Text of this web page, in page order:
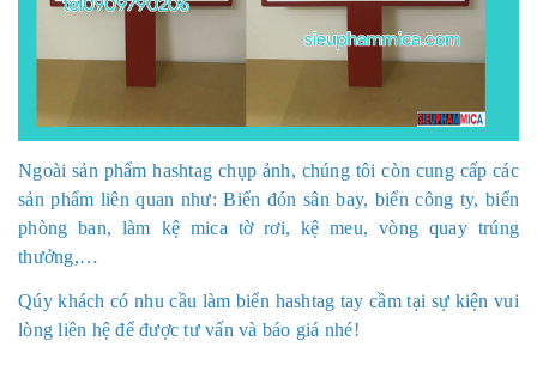
Ngoài sản phẩm hashtag chụp ảnh, chúng tôi còn cung cấp các
sản phẩm liên quan như: Biển đón sân bay, biển công ty, biển
phòng ban, làm kệ mica tờ rơi, kệ meu, vòng quay trúng
thưởng,…
Qúy khách có nhu cầu làm biển hashtag tay cầm tại sự kiện vui
lòng liên hệ để được tư vấn và báo giá nhé!